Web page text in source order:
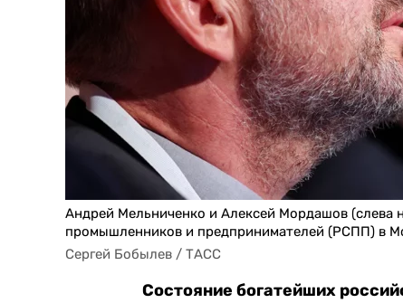
Андрей Мельниченко и Алексей Мордашов (слева
промышленников и предпринимателей (РСПП) в
Сергей Бобылев / ТАСС
Состояние богатейших